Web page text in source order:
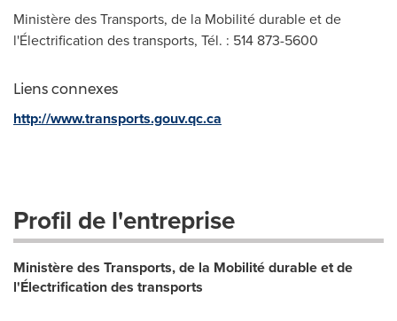
Ministère des Transports, de la Mobilité durable et de
l'Électrification des transports, Tél. : 514 873-5600
Liens connexes
http://www.transports.gouv.qc.ca
Profil de l'entreprise
Ministère des Transports, de la Mobilité durable et de
l'Électrification des transports